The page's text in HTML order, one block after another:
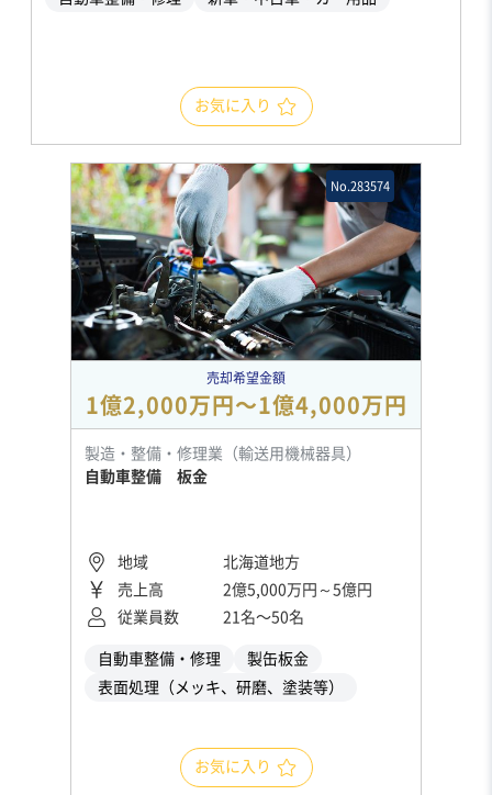
お気に入り
No.283574
売却希望金額
1億2,000万円〜1億4,000万円
製造・整備・修理業（輸送用機械器具）
自動車整備 板金
地域
北海道地方
売上高
2億5,000万円～5億円
従業員数
21名〜50名
自動車整備・修理
製缶板金
表面処理（メッキ、研磨、塗装等）
お気に入り